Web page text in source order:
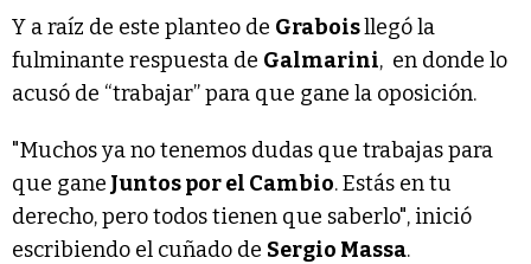
Y a raíz de este planteo de Graboisllegó la
fulminante respuesta de Galmarini, en donde lo
acusó de “trabajar” para que gane la oposición.
"Muchos ya no tenemos dudas que trabajas para
que gane Juntos por el Cambio. Estás en tu
derecho, pero todos tienen que saberlo", inició
escribiendo el cuñado de Sergio Massa.